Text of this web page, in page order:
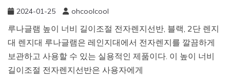
2024-01-25 ohcoolcool
루나글램 높이 너비 길이조절 전자렌지선반, 블랙, 2단 렌지
대 렌지대 루나글램은 레인지대에서 전자렌지를 깔끔하게
보관하고 사용할 수 있는 실용적인 제품이다. 이 높이 너비
길이조절 전자렌지선반은 사용자에게